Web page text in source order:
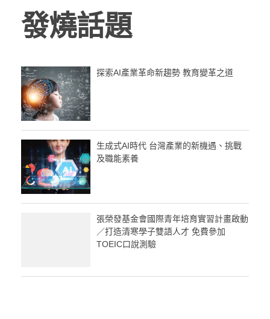
發燒話題
探索AI產業革命新趨勢 教育變革之道
生成式AI時代 台灣產業的新機遇、挑戰
及職能素養
張榮發基金會國際青年培育實習計畫啟動
／打造清寒學子雙語人才 免費參加
TOEIC口說測驗